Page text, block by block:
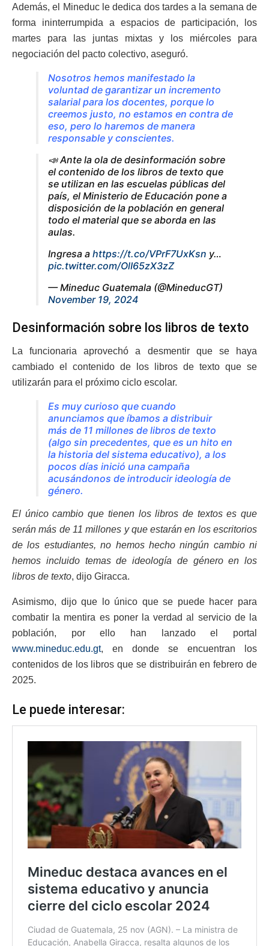
Además, el Mineduc le dedica dos tardes a la semana de
forma ininterrumpida a espacios de participación, los
martes para las juntas mixtas y los miércoles para
negociación del pacto colectivo, aseguró.
Nosotros hemos manifestado la
voluntad de garantizar un incremento
salarial para los docentes, porque lo
creemos justo, no estamos en contra de
eso, pero lo haremos de manera
responsable y conscientes.
📣 Ante la ola de desinformación sobre
el contenido de los libros de texto que
se utilizan en las escuelas públicas del
país, el Ministerio de Educación pone a
disposición de la población en general
todo el material que se aborda en las
aulas.
Ingresa a https://t.co/VPrF7UxKsn y…
pic.twitter.com/OlI65zX3zZ
— Mineduc Guatemala (@MineducGT)
November 19, 2024
Desinformación sobre los libros de texto
La funcionaria aprovechó a desmentir que se haya
cambiado el contenido de los libros de texto que se
utilizarán para el próximo ciclo escolar.
Es muy curioso que cuando
anunciamos que íbamos a distribuir
más de 11 millones de libros de texto
(algo sin precedentes, que es un hito en
la historia del sistema educativo), a los
pocos días inició una campaña
acusándonos de introducir ideología de
género.
El único cambio que tienen los libros de textos es que
serán más de 11 millones y que estarán en los escritorios
de los estudiantes, no hemos hecho ningún cambio ni
hemos incluido temas de ideología de género en los
libros de texto, dijo Giracca.
Asimismo, dijo que lo único que se puede hacer para
combatir la mentira es poner la verdad al servicio de la
población, por ello han lanzado el portal
www.mineduc.edu.gt, en donde se encuentran los
contenidos de los libros que se distribuirán en febrero de
2025.
Le puede interesar: